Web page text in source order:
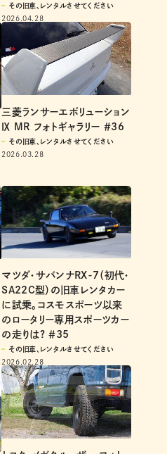
その旧車、レンタルさせてください
2026.04.28
三菱ランサーエボリューション
Ⅸ MR フォトギャラリー ＃36
その旧車、レンタルさせてください
2026.03.28
マツダ・サバンナRX-7（初代・
SA22C型）の旧車レンタカー
に試乗。コスモスポーツ以来
のロータリー専用スポーツカー
の走りは? ＃35
その旧車、レンタルさせてください
2026.02.28